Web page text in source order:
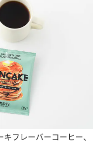
フレーバーコーヒー、